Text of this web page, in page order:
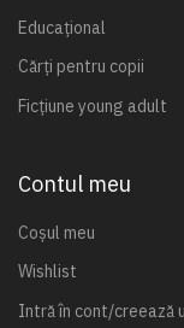
Educațional
Cărți pentru copii
Ficțiune young adult
Contul meu
Coșul meu
Wishlist
Intră în cont/creează